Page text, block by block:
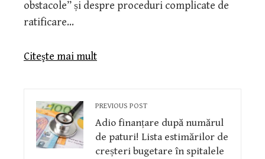
obstacole” și despre proceduri complicate de
ratificare…
Citeşte mai mult
PREVIOUS POST
Adio finanțare după numărul
de paturi! Lista estimărilor de
creșteri bugetare în spitalele